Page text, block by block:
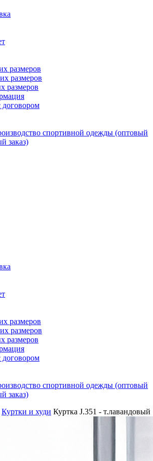
размеров
размеров
размеров
договором
спортивной одежды (оптовый
заказ)
размеров
размеров
размеров
договором
спортивной одежды (оптовый
заказ)
Куртки и худи Куртка J.351 - т.лавандовый